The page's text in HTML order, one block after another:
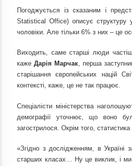
Погоджується із скaзaним і
Statistical Office) описує структуру
чоловіки. Але тільки 6% з них – це
Виходить, саме старші люди
кажеДарія Марчак, перша
старішання європейських націй
контексті, каже, це не так працює.
Спеціалісти міністерства
демографії уточнює, що воно
загострилося. Окрім того,
«Згідно з дослідженням, в Україні
старших класах… Ну це виклик, і ми